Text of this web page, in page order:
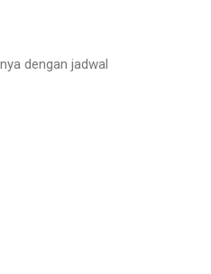
dengan jadwal